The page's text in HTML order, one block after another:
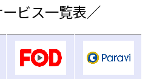
ビス一覧表／